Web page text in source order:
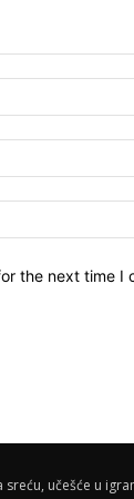
the next time I
učešće u